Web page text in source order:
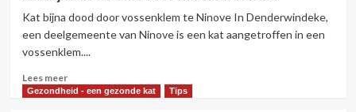
Kat bijna dood door vossenklem te Ninove In Denderwindeke,
een deelgemeente van Ninove is een kat aangetroffen in een
vossenklem....
Lees meerLees
meer
Gezondheid - een gezonde kat Tips